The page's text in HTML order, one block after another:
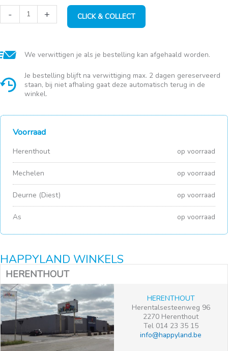
-
Mand
rond
aantal
+ CLICK & COLLECT
We verwittigen je als je bestelling kan afgehaald worden.
Je bestelling blijft na verwittiging max. 2 dagen gereserveerd
staan, bij niet afhaling gaat deze automatisch terug in de
winkel.
Voorraad
Herenthout op voorraad
Mechelen op voorraad
Deurne (Diest) op voorraad
As op voorraad
HAPPYLAND WINKELS
HERENTHOUT
HERENTHOUT
Herentalsesteenweg 96
2270 Herenthout
Tel 014 23 35 15
info@happyland.be